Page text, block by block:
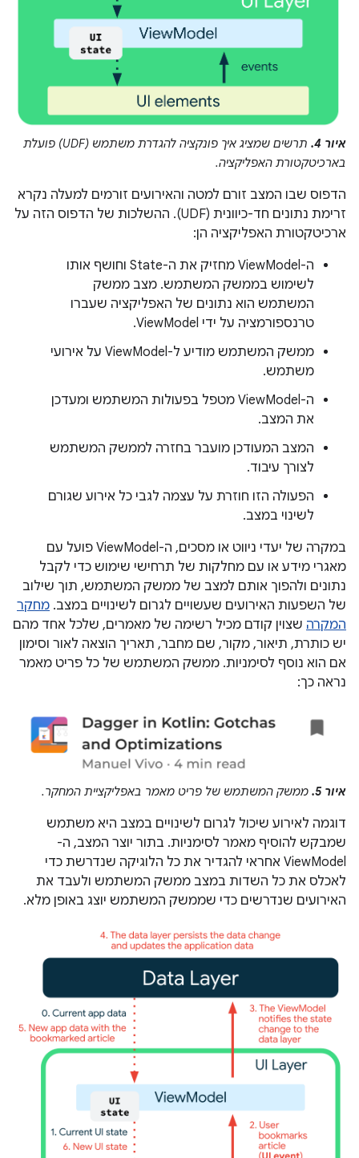
איור 4.
תרשים שמציג איך פונקציה להגדרת משתמש (UDF) פועלת
בארכיטקטורת האפליקציה.
הדפוס שבו המצב זורם למטה והאירועים זורמים למעלה נקרא
זרימת נתונים חד-כיוונית (UDF). ההשלכות של הדפוס הזה על
ארכיטקטורת האפליקציה הן:
ה-ViewModel מחזיק את ה-State וחושף אותו
לשימוש בממשק המשתמש. מצב ממשק
המשתמש הוא נתונים של האפליקציה שעברו
טרנספורמציה על ידי ViewModel.
ממשק המשתמש מודיע ל-ViewModel על אירועי
משתמש.
ה-ViewModel מטפל בפעולות המשתמש ומעדכן
את המצב.
המצב המעודכן מועבר בחזרה לממשק המשתמש
לצורך עיבוד.
הפעולה הזו חוזרת על עצמה לגבי כל אירוע שגורם
לשינוי במצב.
במקרה של יעדי ניווט או מסכים, ה-ViewModel פועל עם
מאגרי מידע או עם מחלקות של תרחישי שימוש כדי לקבל
נתונים ולהפוך אותם למצב של ממשק המשתמש, תוך שילוב
של השפעות האירועים שעשויים לגרום לשינויים במצב. מחקר
המקרה שצוין קודם מכיל רשימה של מאמרים, שלכל אחד מהם
יש כותרת, תיאור, מקור, שם מחבר, תאריך הוצאה לאור וסימון
אם הוא נוסף לסימניות. ממשק המשתמש של כל פריט מאמר
נראה כך:
איור 5. ממשק המשתמש של פריט מאמר באפליקציית המחקר.
דוגמה לאירוע שיכול לגרום לשינויים במצב היא משתמש
שמבקש להוסיף מאמר לסימניות. בתור יוצר המצב, ה-
ViewModel אחראי להגדיר את כל הלוגיקה שנדרשת כדי
לאכלס את כל השדות במצב ממשק המשתמש ולעבד את
האירועים שנדרשים כדי שממשק המשתמש יוצג באופן מלא.